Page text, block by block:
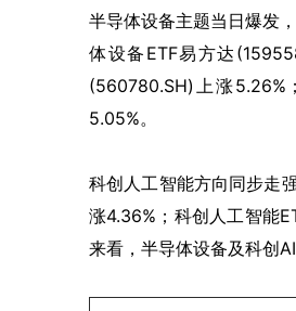
半导体设备主题当日爆发
体设备ETF易方达
(560780.SH)上涨5.26%
5.05%。
科创人工智能方向同步走
涨4.36%；科创人工智能
来看，半导体设备及科创